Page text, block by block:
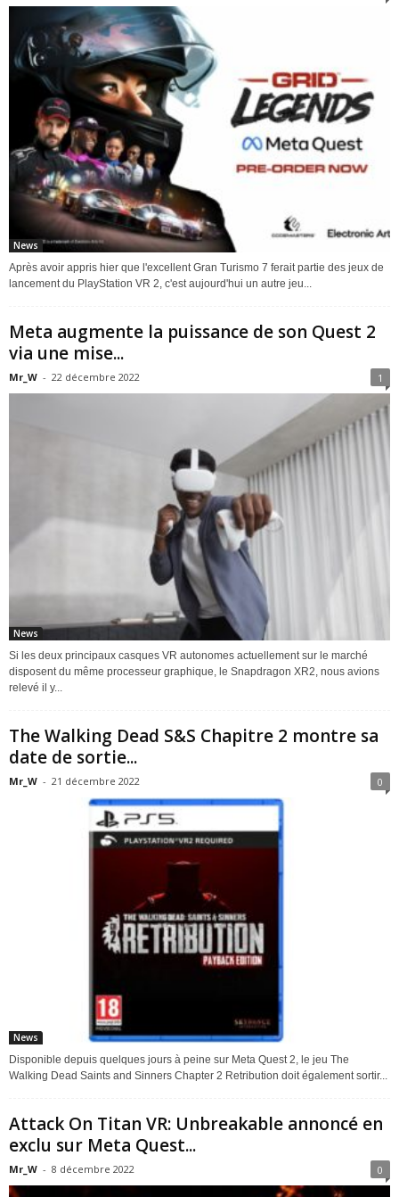
News
Après avoir appris hier que l'excellent Gran Turismo 7 ferait partie des jeux de
lancement du PlayStation VR 2, c'est aujourd'hui un autre jeu...
Meta augmente la puissance de son Quest 2
via une mise...
Mr_W - 22 décembre 2022 1
News
Si les deux principaux casques VR autonomes actuellement sur le marché
disposent du même processeur graphique, le Snapdragon XR2, nous avions
relevé il y...
The Walking Dead S&S Chapitre 2 montre sa
date de sortie...
Mr_W - 21 décembre 2022 0
News
Disponible depuis quelques jours à peine sur Meta Quest 2, le jeu The
Walking Dead Saints and Sinners Chapter 2 Retribution doit également sortir...
Attack On Titan VR: Unbreakable annoncé en
exclu sur Meta Quest...
Mr_W - 8 décembre 2022 0